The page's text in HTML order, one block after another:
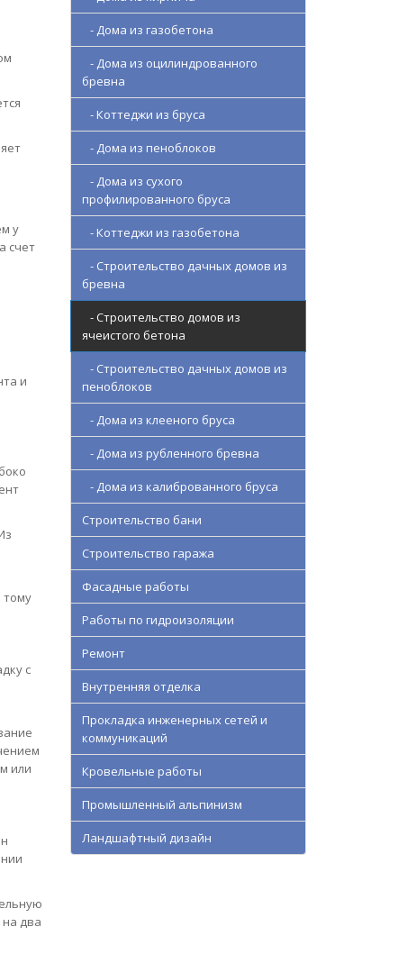
у
счет
и
тому
с
или
два
- Дома из газобетона
- Дома из оцилиндрованного
бревна
- Коттеджи из бруса
- Дома из пеноблоков
- Дома из сухого
профилированного бруса
- Коттеджи из газобетона
- Строительство дачных домов из
бревна
- Строительство домов из
ячеистого бетона
- Строительство дачных домов из
пеноблоков
- Дома из клееного бруса
- Дома из рубленного бревна
- Дома из калиброванного бруса
Строительство бани
Строительство гаража
Фасадные работы
Работы по гидроизоляции
Ремонт
Внутренняя отделка
Прокладка инженерных сетей и
коммуникаций
Кровельные работы
Промышленный альпинизм
Ландшафтный дизайн